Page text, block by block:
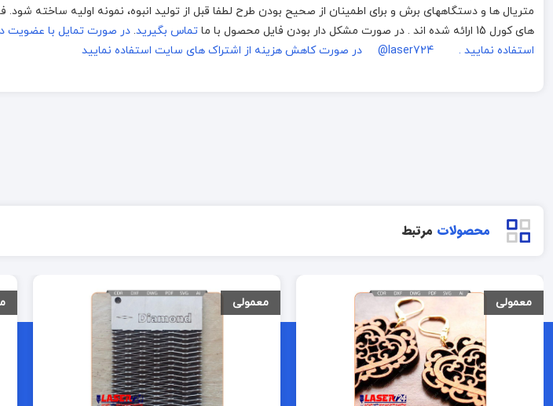
های کورل 15 ارائه شده اند . در صورت مشکل دار بودن فایل محصول با ما
تماس بگیرید. در صورت تمایل با عضویت
استفاده نمایید . laser724@
در صورت کاهش هزینه از اشتراک های سایت استفاده نمایید
محصولات مرتبط
معمولی معمولی